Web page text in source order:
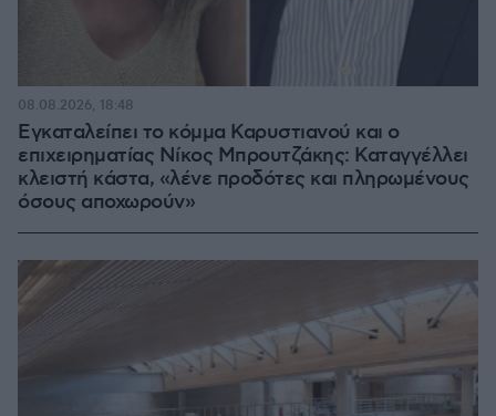
Εγκαταλείπει το κόμμα Καρυστιανού και ο
επιχειρηματίας Νίκος Μπρουτζάκης: Καταγγέλλει
κλειστή κάστα, «λένε προδότες και πληρωμένους
όσους αποχωρούν»
08.08.2026, 18:48